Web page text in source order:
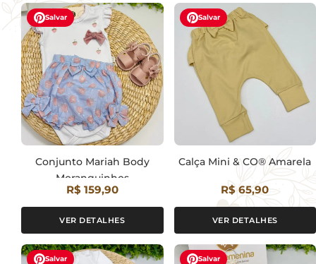
Salvar
Conjunto Mariah Body
Moranguinhos
R$ 159,90
VER DETALHES
Salvar
Calça Mini & CO® Amarela
R$ 65,90
VER DETALHES
Salvar Salvar